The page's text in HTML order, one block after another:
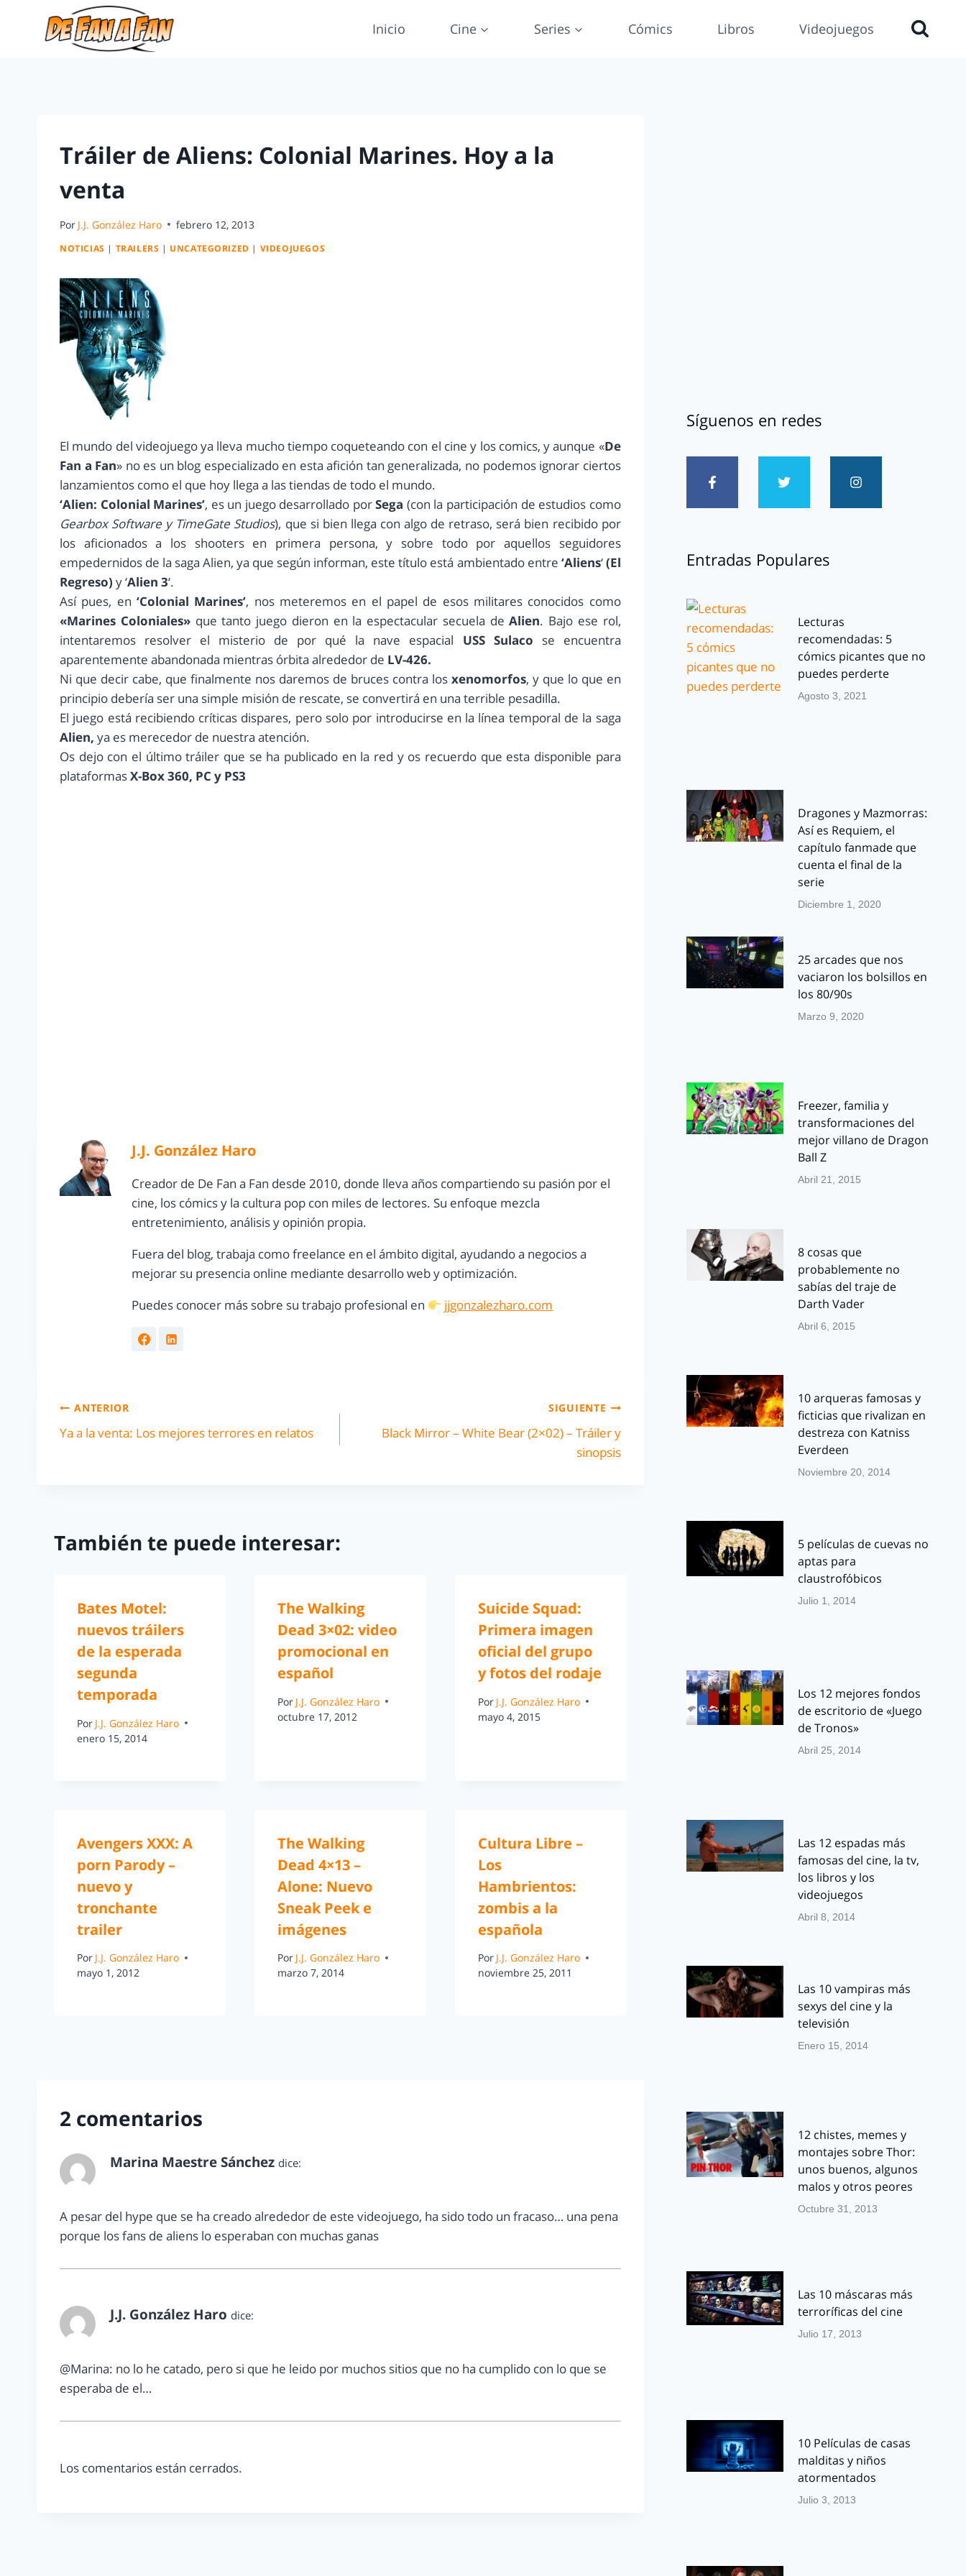
Inicio Cine Series Cómics Libros Videojuegos
Tráiler de Aliens: Colonial Marines. Hoy a la
venta
Por J.J. González Haro febrero 12, 2013
NOTICIAS | TRAILERS | UNCATEGORIZED | VIDEOJUEGOS
El mundo del videojuego ya lleva mucho tiempo coqueteando con el cine y los comics, y aunque «De
Fan a Fan» no es un blog especializado en esta afición tan generalizada, no podemos ignorar ciertos
lanzamientos como el que hoy llega a las tiendas de todo el mundo.
‘Alien: Colonial Marines’, es un juego desarrollado porSega (con la participación de estudios como
Gearbox Software y TimeGate Studios), que si bien llega con algo de retraso, será bien recibido por
los aficionados a los shooters en primera persona, y sobre todo por aquellos seguidores
empedernidos de la saga Alien, ya que según informan, este título está ambientado entre ‘Aliens‘(El
Regreso) y ‘Alien 3‘.
Así pues, en ‘Colonial Marines’, nos meteremos en el papel de esos militares conocidos como
«Marines Coloniales»que tanto juego dieron en la espectacular secuela deAlien. Bajo ese rol,
intentaremos resolver el misterio de por qué la nave espacial USS Sulaco se encuentra
aparentemente abandonada mientras órbita alrededor de LV-426.
Ni que decir cabe, que finalmente nos daremos de bruces contra los xenomorfos, y que lo que en
principio debería ser una simple misión de rescate, se convertirá en una terrible pesadilla.
El juego está recibiendo críticas dispares, pero solo por introducirse en la línea temporal de la saga
Alien, ya es merecedor de nuestra atención.
Os dejo con el último tráiler que se ha publicado en la red y os recuerdo que esta disponible para
plataformasX-Box 360, PC y PS3
J.J. González Haro
Creador de De Fan a Fan desde 2010, donde lleva años compartiendo su pasión por el
cine, los cómics y la cultura pop con miles de lectores. Su enfoque mezcla
entretenimiento, análisis y opinión propia.
Fuera del blog, trabaja como freelance en el ámbito digital, ayudando a negocios a
mejorar su presencia online mediante desarrollo web y optimización.
Puedes conocer más sobre su trabajo profesional en
jjgonzalezharo.com
ANTERIOR
Ya a la venta: Los mejores terrores en relatos
SIGUIENTE
Black Mirror – White Bear (2×02) – Tráiler y
sinopsis
También te puede interesar:
Bates Motel:
nuevos tráilers
de la esperada
segunda
temporada
Por J.J. González Haro
enero 15, 2014
The Walking
Dead 3×02: video
promocional en
español
Por J.J. González Haro
octubre 17, 2012
Suicide Squad:
Primera imagen
oficial del grupo
y fotos del rodaje
Por J.J. González Haro
mayo 4, 2015
Avengers XXX: A
porn Parody –
nuevo y
tronchante
trailer
Por J.J. González Haro
mayo 1, 2012
The Walking
Dead 4×13 –
Alone: Nuevo
Sneak Peek e
imágenes
Por J.J. González Haro
marzo 7, 2014
Cultura Libre –
Los
Hambrientos:
zombis a la
española
Por J.J. González Haro
noviembre 25, 2011
2 comentarios
Marina Maestre Sánchez dice:
A pesar del hype que se ha creado alrededor de este videojuego, ha sido todo un fracaso… una pena
porque los fans de aliens lo esperaban con muchas ganas
J.J. González Haro dice:
@Marina: no lo he catado, pero si que he leido por muchos sitios que no ha cumplido con lo que se
esperaba de el…
Los comentarios están cerrados.
Síguenos en redes
Entradas Populares
Lecturas
recomendadas: 5
cómics picantes que no
puedes perderte
Agosto 3, 2021
Dragones y Mazmorras:
Así es Requiem, el
capítulo fanmade que
cuenta el final de la
serie
Diciembre 1, 2020
25 arcades que nos
vaciaron los bolsillos en
los 80/90s
Marzo 9, 2020
Freezer, familia y
transformaciones del
mejor villano de Dragon
Ball Z
Abril 21, 2015
8 cosas que
probablemente no
sabías del traje de
Darth Vader
Abril 6, 2015
10 arqueras famosas y
ficticias que rivalizan en
destreza con Katniss
Everdeen
Noviembre 20, 2014
5 películas de cuevas no
aptas para
claustrofóbicos
Julio 1, 2014
Los 12 mejores fondos
de escritorio de «Juego
de Tronos»
Abril 25, 2014
Las 12 espadas más
famosas del cine, la tv,
los libros y los
videojuegos
Abril 8, 2014
Las 10 vampiras más
sexys del cine y la
televisión
Enero 15, 2014
12 chistes, memes y
montajes sobre Thor:
unos buenos, algunos
malos y otros peores
Octubre 31, 2013
Las 10 máscaras más
terroríficas del cine
Julio 17, 2013
10 Películas de casas
malditas y niños
atormentados
Julio 3, 2013